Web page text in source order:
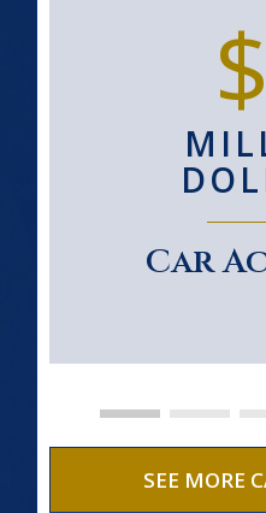
Car
SEE MORE